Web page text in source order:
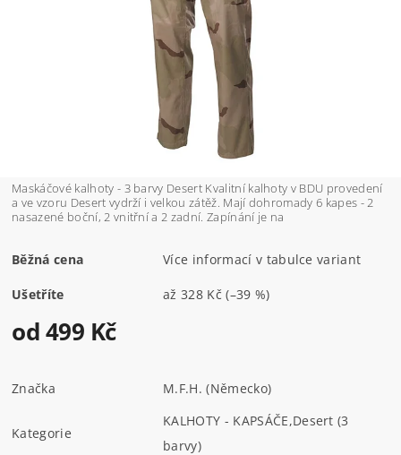
Maskáčové kalhoty - 3 barvy Desert Kvalitní kalhoty v BDU provedení
a ve vzoru Desert vydrží i velkou zátěž. Mají dohromady 6 kapes - 2
nasazené boční, 2 vnitřní a 2 zadní. Zapínání je na
Běžná cena Více informací v tabulce variant
Ušetříte až328 Kč(–39 %)
od 499 Kč
Značka M.F.H. (Německo)
Kategorie
KALHOTY - KAPSÁČE,Desert (3
barvy)